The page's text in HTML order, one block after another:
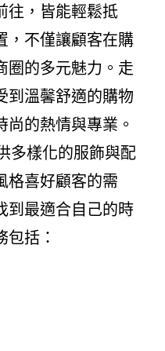
往，皆能輕鬆抵
，不僅讓顧客在購
圈的多元魅力。走
到溫馨舒適的購物
的熱情與專業。
多樣化的服飾與配
格喜好顧客的需
到最適合自己的時
括：